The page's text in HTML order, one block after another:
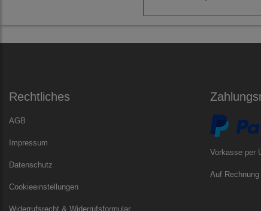
Rechtliches
AGB
Impressum
Datenschutz
Cookieeinstellungen
Vorkasse per
Auf Rechnung